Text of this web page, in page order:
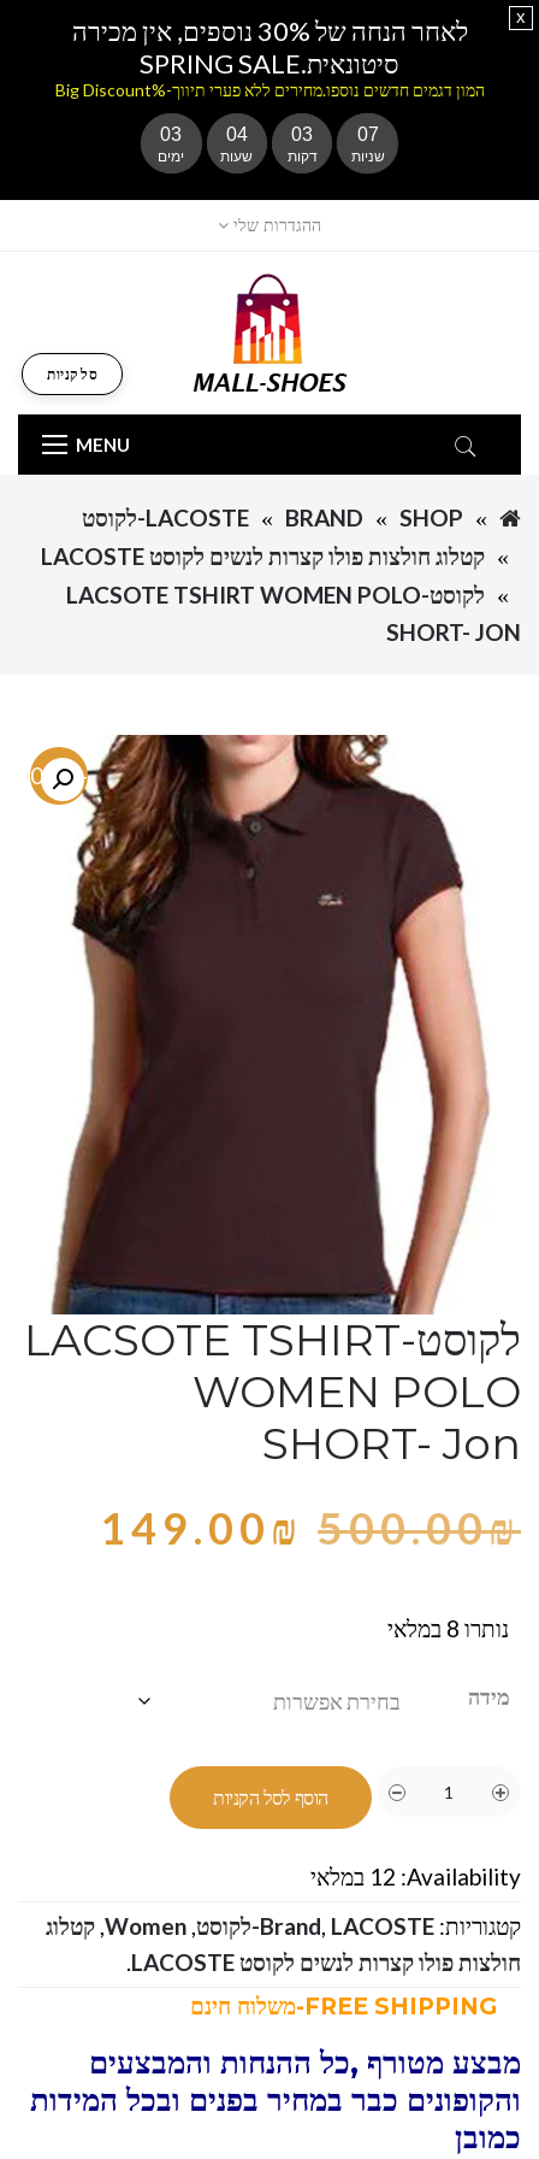
ההגדרות שלי
MENU
סל קניות
SHOP
BRAND
LACOSTE-לקוסט
קטלוג חולצות פולו קצרות לנשים לקוסט LACOSTE
לקוסט-LACSOTE TSHIRT WOMEN POLO
SHORT- JON
-70.2%
לקוסט-LACSOTE TSHIRT
WOMEN POLO
SHORT- Jon
500.00₪
149.00₪
נותרו 8 במלאי
מידה
הוסף לסל הקניות
Availability: 12 במלאי
קטגוריות:
Brand, LACOSTE-לקוסט ,
Women
,קטלוג
חולצות פולו קצרות לנשים לקוסט LACOSTE
.
מבצע מטורף ,כל ההנחות והמבצעים
והקופונים כבר במחיר בפנים ובכל המידות
כמובן
לאחר הנחה של 30% נוספים, אין מכירה
סיטונאית.SPRING SALE
המון דגמים חדשים נוספו.מחירים ללא פערי תיווך-%Big Discount
03
ימים
04
שעות
03
דקות
07
שניות
x